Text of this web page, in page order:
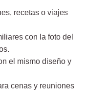
recetas o viajes
con la foto del
el mismo diseño y
cenas y reuniones